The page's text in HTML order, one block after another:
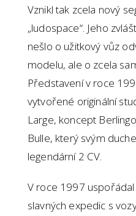
Vznikl tak zcela nový
„ludospace“. Jeho
nešlo o užitkový vůz
modelu, ale o zcela
Představení v roce
vytvořené originální
Large, koncept
Bulle, který svým
legendární 2 CV.
V roce 1997
slavných expedic s